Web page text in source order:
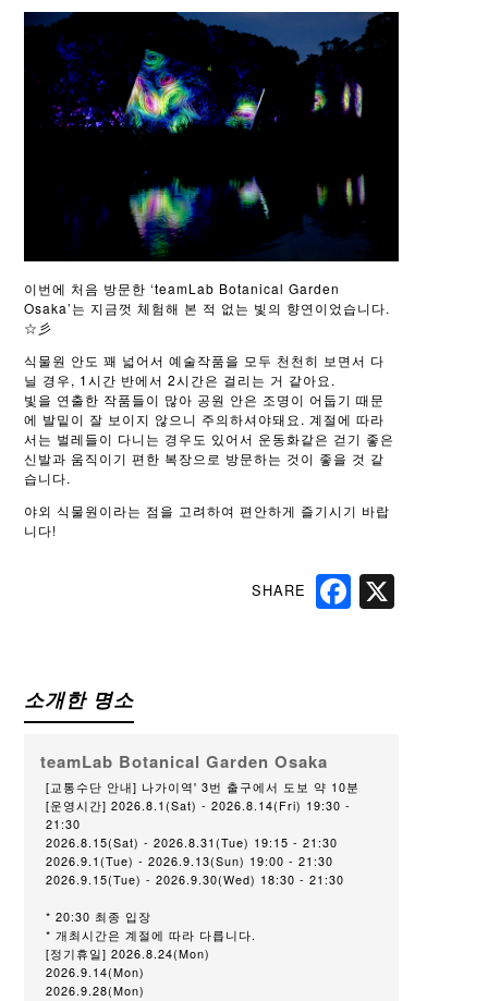
이번에 처음 방문한 ‘teamLab Botanical Garden
Osaka’는 지금껏 체험해 본 적 없는 빛의 향연이었습니다.
☆彡
식물원 안도 꽤 넓어서 예술작품을 모두 천천히 보면서 다
닐 경우, 1시간 반에서 2시간은 걸리는 거 같아요.
빛을 연출한 작품들이 많아 공원 안은 조명이 어둡기 때문
에 발밑이 잘 보이지 않으니 주의하셔야돼요. 계절에 따라
서는 벌레들이 다니는 경우도 있어서 운동화같은 걷기 좋은
신발과 움직이기 편한 복장으로 방문하는 것이 좋을 것 같
습니다.
야외 식물원이라는 점을 고려하여 편안하게 즐기시기 바랍
니다!
SHARE
소개한 명소
teamLab Botanical Garden Osaka
[교통수단 안내] 나가이역' 3번 출구에서 도보 약 10분
[운영시간] 2026.8.1(Sat) - 2026.8.14(Fri) 19:30 -
21:30
2026.8.15(Sat) - 2026.8.31(Tue) 19:15 - 21:30
2026.9.1(Tue) - 2026.9.13(Sun) 19:00 - 21:30
2026.9.15(Tue) - 2026.9.30(Wed) 18:30 - 21:30
* 20:30 최종 입장
* 개최시간은 계절에 따라 다릅니다.
[정기휴일] 2026.8.24(Mon)
2026.9.14(Mon)
2026.9.28(Mon)